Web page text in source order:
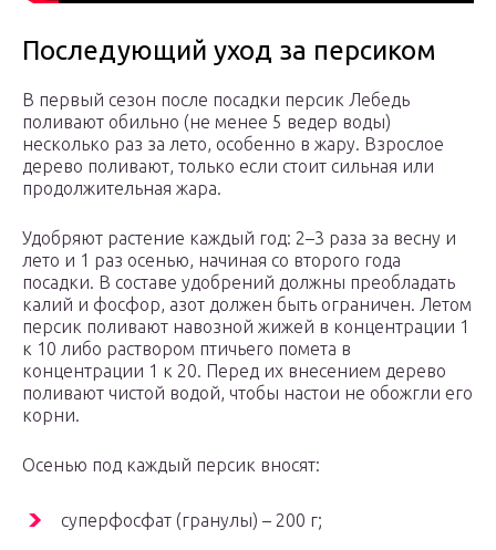
Последующий уход за персиком
В первый сезон после посадки персик Лебедь
поливают обильно (не менее 5 ведер воды)
несколько раз за лето, особенно в жару. Взрослое
дерево поливают, только если стоит сильная или
продолжительная жара.
Удобряют растение каждый год: 2–3 раза за весну и
лето и 1 раз осенью, начиная со второго года
посадки. В составе удобрений должны преобладать
калий и фосфор, азот должен быть ограничен. Летом
персик поливают навозной жижей в концентрации 1
к 10 либо раствором птичьего помета в
концентрации 1 к 20. Перед их внесением дерево
поливают чистой водой, чтобы настои не обожгли его
корни.
Осенью под каждый персик вносят:
суперфосфат (гранулы) – 200 г;